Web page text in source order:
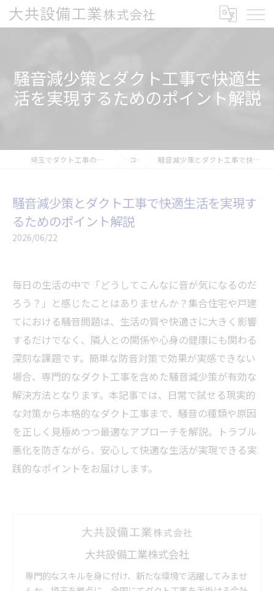
騒音減少策とダクト工事で快適生
活を実現するためのポイント解説
埼玉でダクト工事の求人なら大共設備工業株式会社 コラム 騒音減少策とダクト工事で快適生活を実現するためのポイント解説
騒音減少策とダクト工事で快適生活を実現す
るためのポイント解説
2026/06/22
毎日の生活の中で「どうしてこんなに音が気になるのだ
ろう？」と感じたことはありませんか？集合住宅や戸建
てにおける騒音問題は、生活の質や快適さに大きく影響
するだけでなく、隣人との関係や心身の健康にも関わる
深刻な課題です。簡単な防音対策で効果が実感できない
場合、専門的なダクト工事を含めた騒音減少策が有効な
解決方法となります。本記事では、日常で試せる現実的
な対策から本格的なダクト工事まで、騒音の種類や原因
を正しく見極めつつ最適なアプローチを解説。トラブル
悪化を防ぎながら、安心して快適な生活が実現できる実
践的なポイントをお届けします。
大共設備工業株式会社
専門的なスキルを身に付け、新たな環境で活躍してみませ